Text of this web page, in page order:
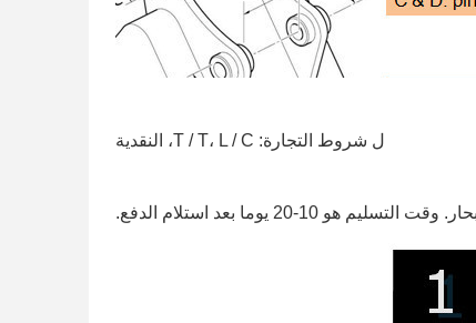
ل شروط التجارة: T / T، L / C، النقدية
20 يوما بعد استلام الدفع.